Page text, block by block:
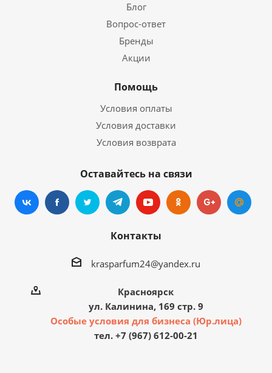
Блог
Вопрос-ответ
Бренды
Акции
Помощь
Условия оплаты
Условия доставки
Условия возврата
Оставайтесь на связи
Контакты
krasparfum24@yandex.ru
Красноярск
ул. Калинина, 169 стр. 9
Особые условия для бизнеса (Юр.лица)
тел. +7 (967) 612-00-21